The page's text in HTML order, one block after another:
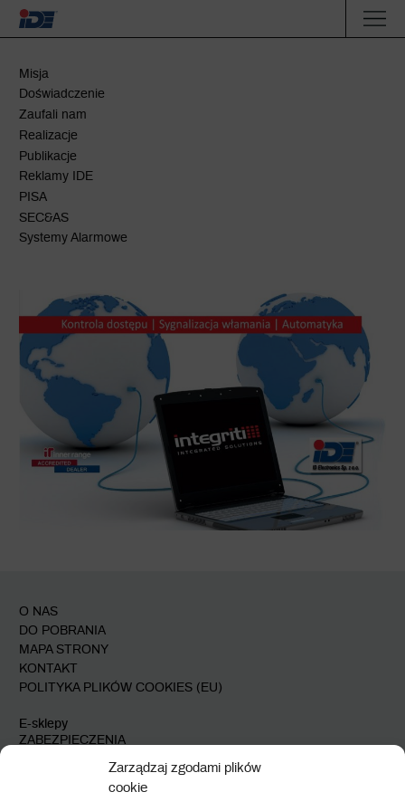
Zarządzaj zgodami plików
cookie
Misja
Doświadczenie
Zaufali nam
Realizacje
Publikacje
Reklamy IDE
PISA
SEC&AS
Systemy Alarmowe
O NAS
DO POBRANIA
MAPA STRONY
KONTAKT
POLITYKA PLIKÓW COOKIES (EU)
E-sklepy
ZABEZPIECZENIA